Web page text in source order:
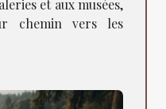
et aux musées,
chemin vers les